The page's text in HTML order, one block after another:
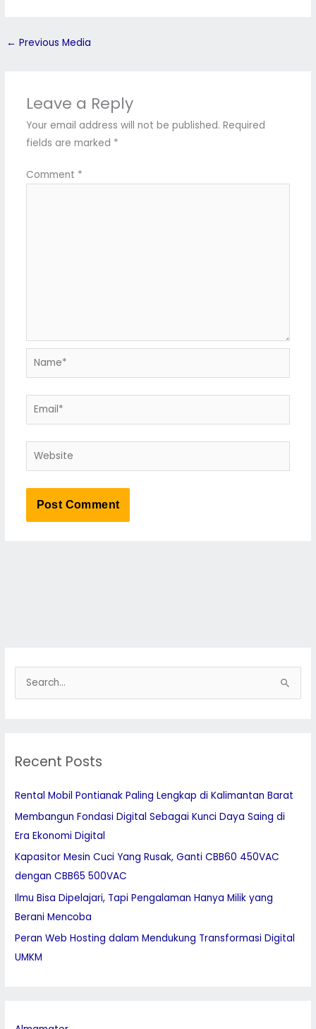
← Previous Media
Leave a Reply
Your email address will not be published. Required
fields are marked *
Comment *
Name*
Email*
Website
c
f
o
r
:
Recent Posts
Rental Mobil Pontianak Paling Lengkap di Kalimantan Barat
Membangun Fondasi Digital Sebagai Kunci Daya Saing di
Era Ekonomi Digital
Kapasitor Mesin Cuci Yang Rusak, Ganti CBB60 450VAC
dengan CBB65 500VAC
Ilmu Bisa Dipelajari, Tapi Pengalaman Hanya Milik yang
Berani Mencoba
Peran Web Hosting dalam Mendukung Transformasi Digital
UMKM